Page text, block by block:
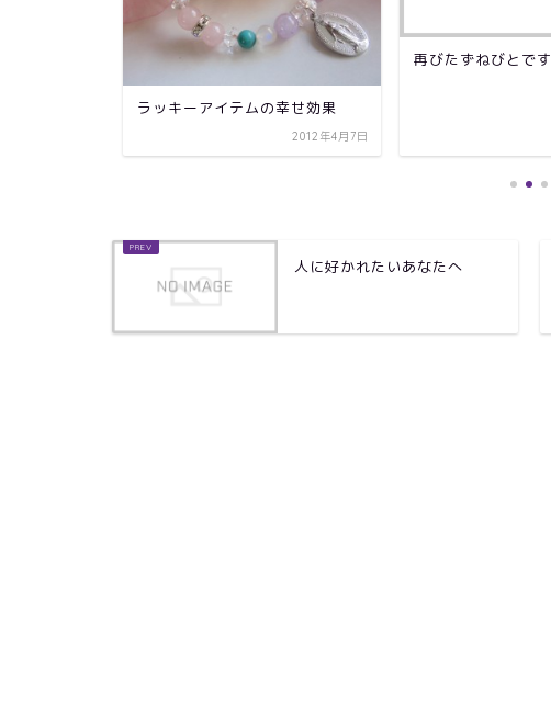
ラッキーアイテムの幸せ効果
2012年4月7日
再びたずねびとです
人に好かれたいあなたへ